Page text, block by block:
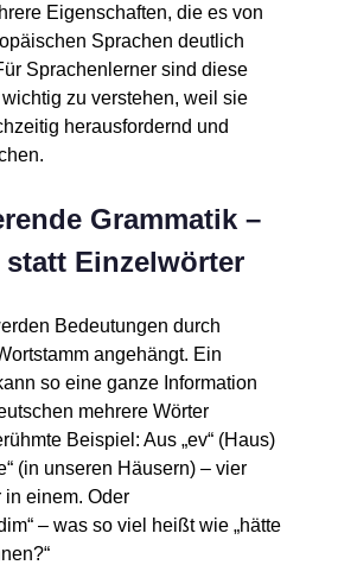
Eigenschaften, die es von
Sprachen deutlich
Sprachenlerner sind diese
zu verstehen, weil sie
herausfordernd und
Grammatik –
statt Einzelwörter
Bedeutungen durch
angehängt. Ein
so eine ganze Information
mehrere Wörter
Beispiel: Aus „ev“ (Haus)
(in unseren Häusern) – vier
in einem. Oder
– was so viel heißt wie „hätte